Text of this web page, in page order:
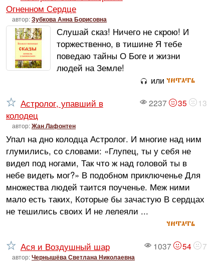
Огненном Сердце
автор:Зубкова Анна Борисовна
Слушай сказ! Ничего не скрою! И
торжественно, в тишине Я тебе
поведаю тайны О Боге и жизни
людей на Земле!
или читать
2237 35 13
Астролог, упавший в
колодец
автор:Жан Лафонтен
Упал на дно колодца Астролог. И многие над ним
глумились, со словами: «Глупец, ты у себя не
видел под ногами, Так что ж над головой ты в
небе видеть мог?» В подобном приключенье Для
множества людей таится поученье. Меж ними
мало есть таких, Которые бы зачастую В сердцах
не тешились своих И не лелеяли ...
читать
1037 54 7
Ася и Воздушный шар
автор:Чернышёва Светлана Николаевна